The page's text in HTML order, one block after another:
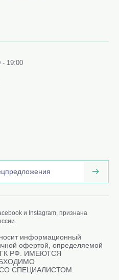
- 19:00
и Instagram, признана
информационный
офертой, определяемой
ГК РФ. ИМЕЮТСЯ
СПЕЦИАЛИСТОМ.